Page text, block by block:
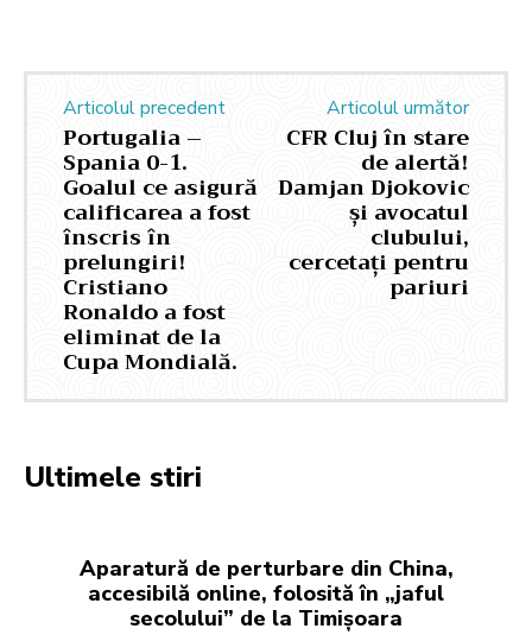
Articolul precedent
Portugalia –
Spania 0-1.
Goalul ce asigură
calificarea a fost
înscris în
prelungiri!
Cristiano
Ronaldo a fost
eliminat de la
Cupa Mondială.
Articolul următor
CFR Cluj în stare
de alertă!
Damjan Djokovic
și avocatul
clubului,
cercetați pentru
pariuri
Ultimele stiri
Aparatură de perturbare din China,
accesibilă online, folosită în „jaful
secolului” de la Timișoara